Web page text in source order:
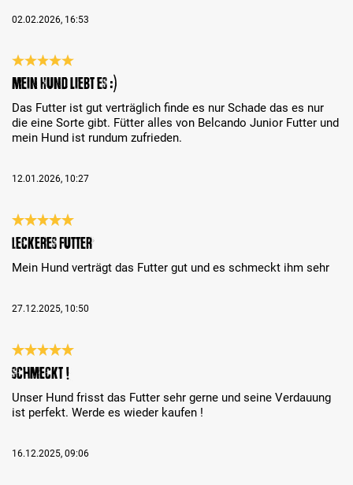
02.02.2026, 16:53
Review with rating of 5 out of 5 stars
Mein Hund liebt es :)
Das Futter ist gut verträglich finde es nur Schade das es nur
die eine Sorte gibt. Fütter alles von Belcando Junior Futter und
mein Hund ist rundum zufrieden.
12.01.2026, 10:27
Review with rating of 5 out of 5 stars
Leckeres Futter
Mein Hund verträgt das Futter gut und es schmeckt ihm sehr
27.12.2025, 10:50
Review with rating of 5 out of 5 stars
Schmeckt !
Unser Hund frisst das Futter sehr gerne und seine Verdauung
ist perfekt. Werde es wieder kaufen !
16.12.2025, 09:06